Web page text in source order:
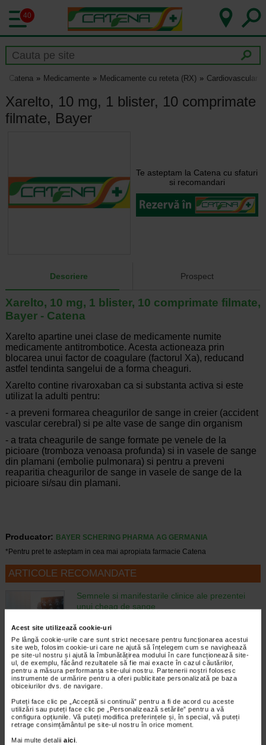
Acest site utilizează cookie-uri
Pe lângă cookie-urile care sunt strict necesare pentru funcționarea acestui
site web, folosim cookie-uri care ne ajută să înțelegem cum se navighează
pe site-ul nostru și ajută la îmbunătățirea modului în care funcționează site-
ul, de exemplu, făcând rezultatele să fie mai exacte în cazul căutărilor,
pentru a măsura performanța site-ului nostru. Partenerii noștri folosesc
instrumente de urmărire pentru a oferi publicitate personalizată pe baza
obiceiurilor dvs. de navigare.
Puteți face clic pe „Acceptă si continuă” pentru a fi de acord cu aceste
utilizări sau puteți face clic pe „Personalizează setările” pentru a vă
configura opțiunile. Vă puteți modifica preferințele și, în special, vă puteți
retrage consimțământul pe site-ul nostru în orice moment.
Mai multe detalii aici.
40
Catena Medicamente Medicamente cu reteta (RX) Cardiovascular
Xarelto, 10 mg, 1 blister, 10 comprimate
filmate, Bayer
Te asteptam la Catena cu sfaturi
si recomandari
Descriere Prospect
Xarelto, 10 mg, 1 blister, 10 comprimate filmate,
Bayer - Catena
Xarelto apartine unei clase de medicamente numite
medicamente antitrombotice. Acesta actioneaza prin
blocarea unui factor de coagulare (factorul Xa), reducand
astfel tendinta sangelui de a forma cheaguri.
Xarelto contine rivaroxaban ca si substanta activa si este
utilizat la adulti pentru:
- a preveni formarea cheagurilor de sange in creier (accident
vascular cerebral) si pe alte vase de sange din organism
- a trata cheagurile de sange formate pe venele de la
picioare (tromboza venoasa profunda) si in vasele de sange
din plamani (embolie pulmonara) si pentru a preveni
reaparitia cheagurilor de sange in vasele de sange de la
picioare si/sau din plamani.
Producator:
BAYER SCHERING PHARMA AG GERMANIA
*Pentru pret te asteptam in cea mai apropiata farmacie Catena
ARTICOLE RECOMANDATE
Semnele si manifestarile clinice ale prezentei
unui cheag de sange
Formarea unui cheag de sange este
rezultatul procesului de coagulare care are
rolul de a impiedica hemoragiile puternice
in cazul producerii unor leziuni. Spre
exemplu, o simpla zgarietura sau taietura…
Timp de citire:4 minute, 51 secunde
Cheaguri de sange: tipuri, factori de risc, cauze
si tratament
Boli ale sistemului circulator
In momentul in care ne ranim si incepem